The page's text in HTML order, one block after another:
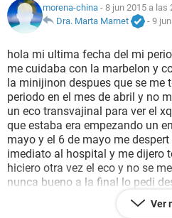
NUTRICIÓN
BIENESTAR
SEXUALIDAD
GLOSARIO
morena-china - 8 jun 2015 a las
Dra. Marta Marnet
- 9
hola mi ultima fecha del mi
me cuidaba con la marbelon y
la minijinon despues que se me
periodo en el mes de abril y no
un eco transvajinal para ver el
que estaba era empezando un
mayo y el 6 de mayo me
imediato al hospital y me dijero
hiciero otra vez el eco y no se
nunca bueno a la final lo pedi
dijeron que tenia que volver y
y de hay dure con un sangrado
Ver